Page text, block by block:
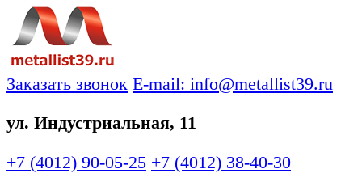
Заказать звонок E-mail: info@metallist39.ru
ул. Индустриальная, 11
+7 (4012) 90-05-25 +7 (4012) 38-40-30